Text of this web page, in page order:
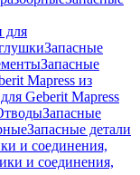
для
Запасные
Запасные
Mapress из
Geberit Mapress
Запасные
Запасные детали
и соединения,
и соединения,